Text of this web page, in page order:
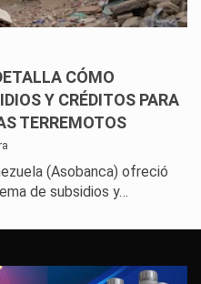
CÓMO
Y CRÉDITOS PARA
TERREMOTOS
(Asobanca) ofreció
de subsidios y…